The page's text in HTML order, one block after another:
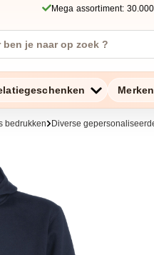
Mega assortiment:
Merken
bedrukken Diverse